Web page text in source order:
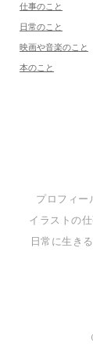
仕事のこと
日常のこと
映画や音楽のこと
本のこと
プロフィー
イラストの
日常に生き